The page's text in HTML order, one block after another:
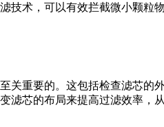
技术，可以有效拦截微小颗粒
关重要的。这包括检查滤芯的
芯的布局来提高过滤效率，